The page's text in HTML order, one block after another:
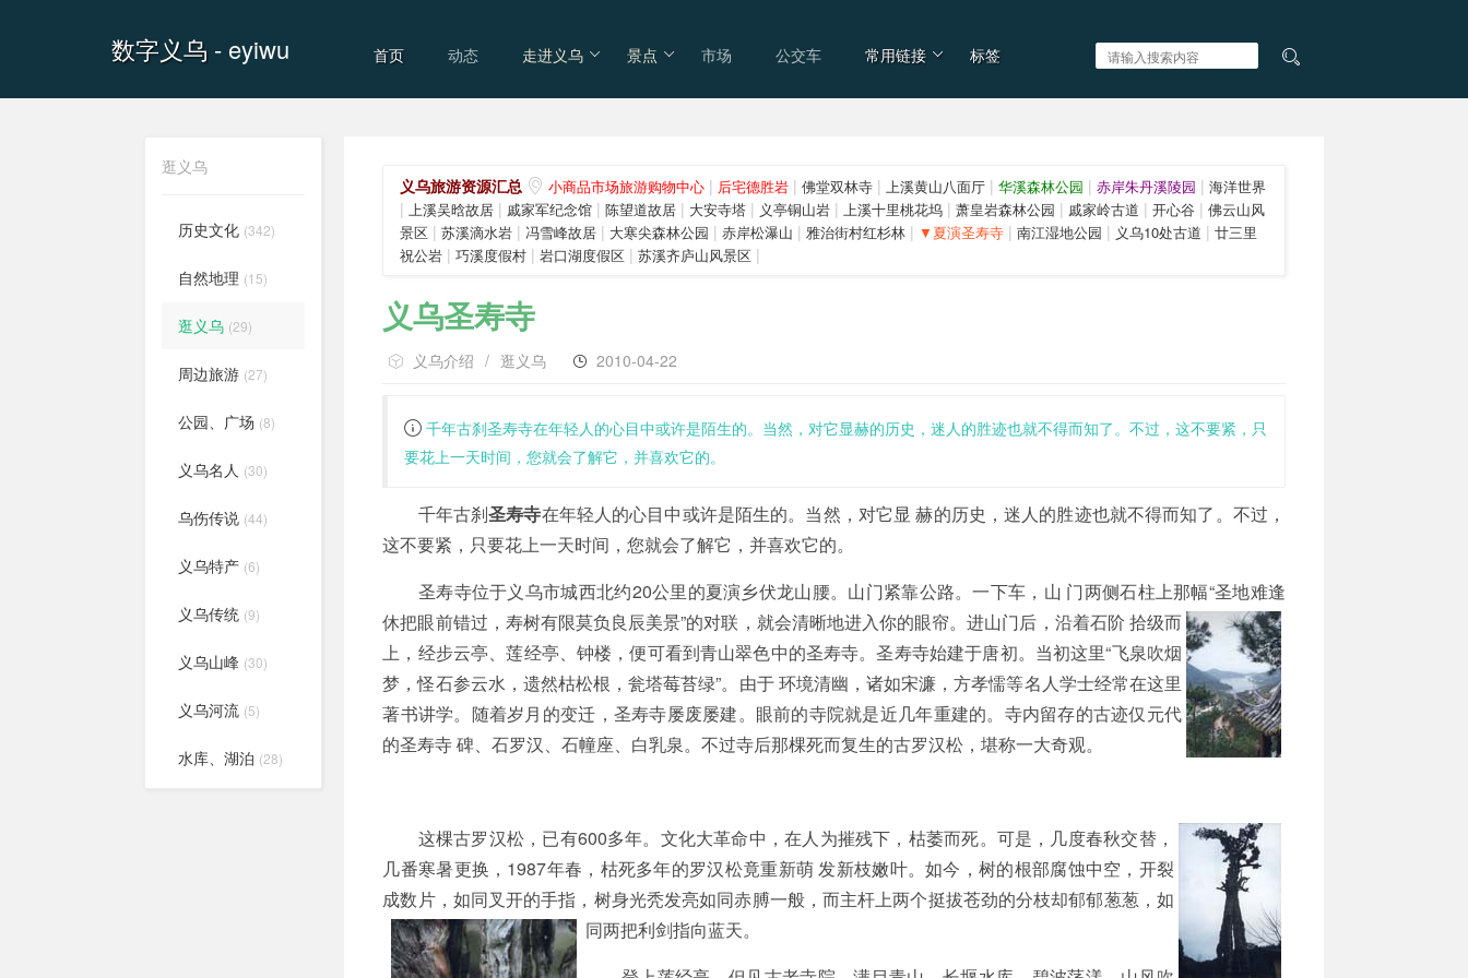
数字义乌 - eyiwu 首页 动态 走进义乌 景点 市场 公交车 常用链接 标签
逛义乌
历史文化 (342)
自然地理 (15)
逛义乌 (29)
周边旅游 (27)
公园、广场 (8)
义乌名人 (30)
乌伤传说 (44)
义乌特产 (6)
义乌传统 (9)
义乌山峰 (30)
义乌河流 (5)
水库、湖泊 (28)
义乌旅游资源汇总 小商品市场旅游购物中心 | 后宅德胜岩 |佛堂双林寺 |上溪黄山八面厅 |华溪森林公园 |赤岸朱丹溪陵园 |海洋世界
|上溪吴晗故居 | 戚家军纪念馆 |陈望道故居 | 大安寺塔 | 义亭铜山岩 |上溪十里桃花坞 |萧皇岩森林公园 | 戚家岭古道 |开心谷 |佛云山风
景区 |苏溪滴水岩 |冯雪峰故居 | 大寒尖森林公园 |赤岸松瀑山 |雅治街村红杉林 | ▼夏演圣寿寺 |南江湿地公园 | 义乌10处古道 |廿三里
祝公岩 |巧溪度假村 |岩口湖度假区 |苏溪齐庐山风景区 |
义乌圣寿寺
义乌介绍 / 逛义乌 2010-04-22
千年古刹圣寿寺在年轻人的心目中或许是陌生的。当然，对它显赫的历史，迷人的胜迹也就不得而知了。不过，这不要紧，只
要花上一天时间，您就会了解它，并喜欢它的。
千年古刹圣寿寺在年轻人的心目中或许是陌生的。当然，对它显 赫的历史，迷人的胜迹也就不得而知了。不过，
这不要紧，只要花上一天时间，您就会了解它，并喜欢它的。
圣寿寺位于义乌市城西北约20公里的夏演乡伏龙山腰。山门紧靠公路。一下车，山 门两侧石柱上那幅“圣地难逢
休把眼前错过，寿树有限莫负良辰美景”的对联，就会清晰地进入你的眼帘。进山门后，沿着石阶 拾级而
上，经步云亭、莲经亭、钟楼，便可看到青山翠色中的圣寿寺。圣寿寺始建于唐初。当初这里“飞泉吹烟
梦，怪石参云水，遗然枯松根，瓮塔莓苔绿”。由于 环境清幽，诸如宋濂，方孝懦等名人学士经常在这里
著书讲学。随着岁月的变迁，圣寿寺屡废屡建。眼前的寺院就是近几年重建的。寺内留存的古迹仅元代
的圣寿寺 碑、石罗汉、石幢座、白乳泉。不过寺后那棵死而复生的古罗汉松，堪称一大奇观。
这棵古罗汉松，已有600多年。文化大革命中，在人为摧残下，枯萎而死。可是，几度春秋交替，
几番寒暑更换，1987年春，枯死多年的罗汉松竟重新萌 发新枝嫩叶。如今，树的根部腐蚀中空，开裂
成数片，如同叉开的手指，树身光秃发亮如同赤膊一般，而主杆上两个挺拔苍劲的分枝却郁郁葱葱，如
同两把利剑指向蓝天。